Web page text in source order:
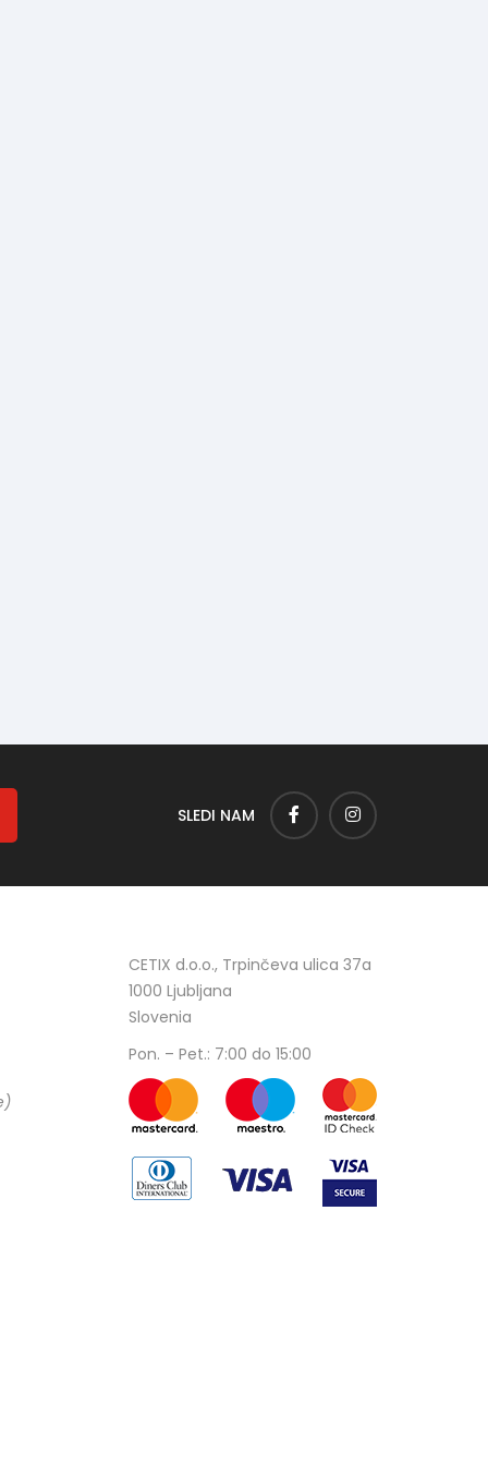
SLEDI NAM
CETIX d.o.o., Trpinčeva ulica 37a
1000 Ljubljana
Slovenia
Pon. – Pet.: 7:00 do 15:00